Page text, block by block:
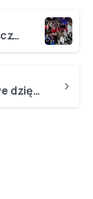
Magia Świąt w Jasełkach: “W oczekiwaniu na pierwszą gwiazdkę”
Ożywianie zdjęć jest możliwe dzięki sztucznej inteligencji – uczniowie z 1A bohaterami filmu…